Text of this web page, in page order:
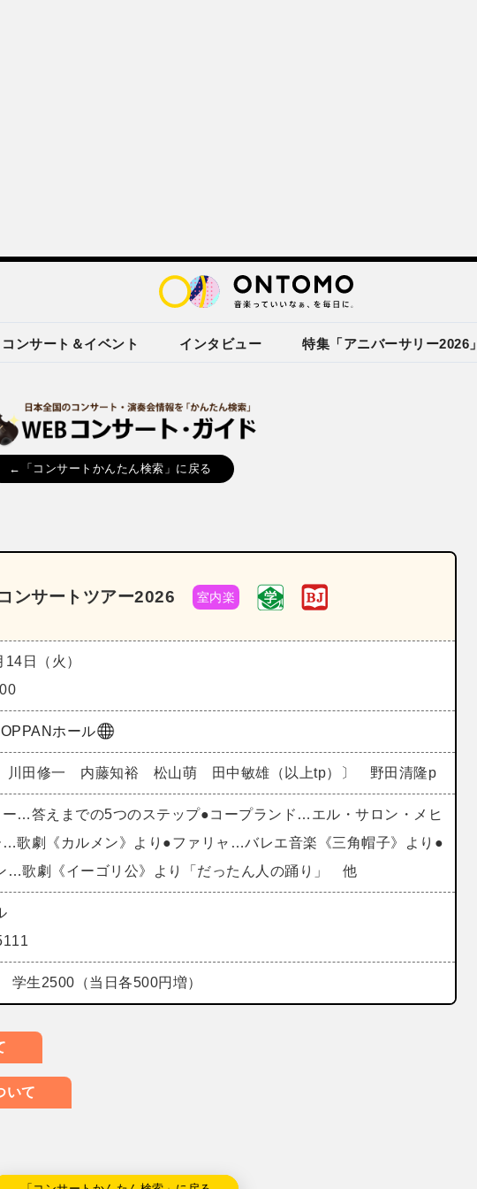
コンサート＆イベント インタビュー 特集「アニバーサリー2026」
←「コンサートかんたん検索」に戻る
ンサートツアー2026 室内楽
日（火）
ホール
川田修一 内藤知裕 松山萌 田中敏雄（以上tp）〕 野田清隆p
…答えまでの5つのステップ●コープランド…エル・サロン・メヒ
…歌劇《カルメン》より●ファリャ…バレエ音楽《三角帽子》より●
…歌劇《イーゴリ公》より「だったん人の踊り」 他
生2500（当日各500円増）
いて